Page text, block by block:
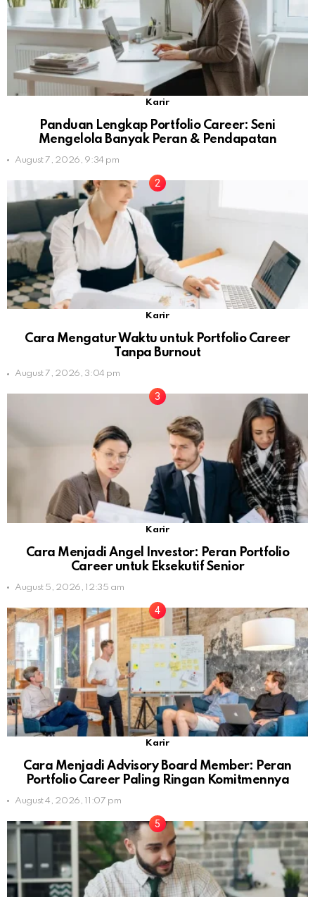
Karir
Panduan Lengkap Portfolio Career: Seni
Mengelola Banyak Peran & Pendapatan
August 7, 2026, 9:34 pm
Karir
Cara Mengatur Waktu untuk Portfolio Career
Tanpa Burnout
August 7, 2026, 3:04 pm
Karir
Cara Menjadi Angel Investor: Peran Portfolio
Career untuk Eksekutif Senior
August 5, 2026, 12:35 am
Karir
Cara Menjadi Advisory Board Member: Peran
Portfolio Career Paling Ringan Komitmennya
August 4, 2026, 11:07 pm